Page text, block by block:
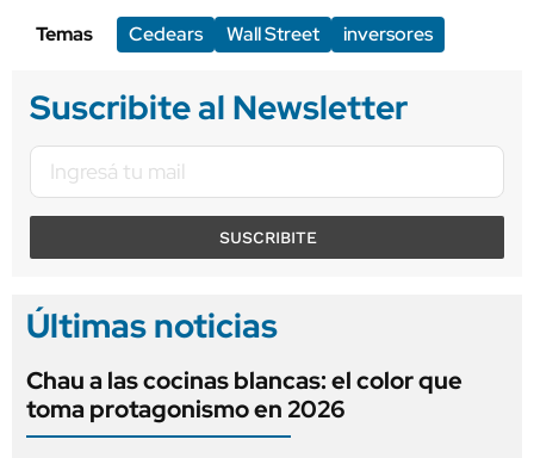
Temas
Cedears Wall Street inversores
Suscribite al Newsletter
SUSCRIBITE
Últimas noticias
Chau a las cocinas blancas: el color que
toma protagonismo en 2026